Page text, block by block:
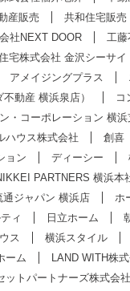
産販売
共和住宅販売
社NEXT DOOR
工藤
宅株式会社 金沢シーサイ
アメイジングプラス
動産 横浜泉店）
コ
・コーポレーション 横浜
ハウス株式会社
創喜
ョン ディーシー
PARTNERS 横浜本
通ジャパン 横浜店
ホ
ィ
日立ホーム
ス
横浜スタイル
ーム
LAND WITH株
ットパートナーズ株式会社